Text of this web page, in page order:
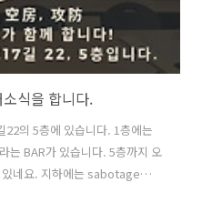
식을 합니다.
22의 5층에 있습니다. 1층에는
는 BAR가 있습니다. 5층까지 오
네요. 지하에는 sabotage라는